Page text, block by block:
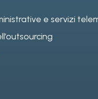
e servizi